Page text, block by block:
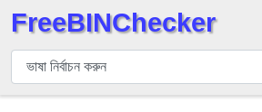
বিন
যাচাইকারী
FreeBINChecker